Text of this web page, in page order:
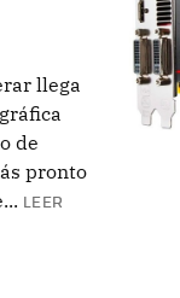
llega
de
pronto
LEER